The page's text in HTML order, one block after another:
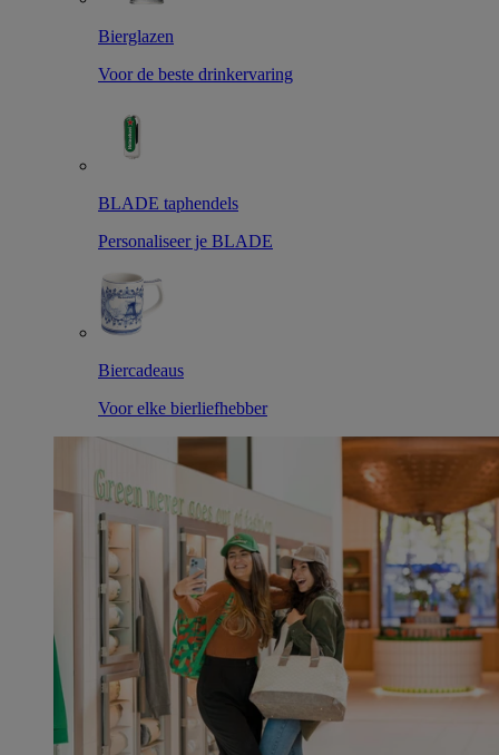
Bierglazen
Voor de beste drinkervaring
BLADE taphendels
Personaliseer je BLADE
Biercadeaus
Voor elke bierliefhebber